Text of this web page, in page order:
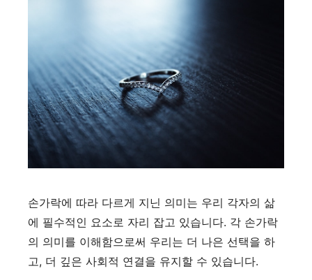
손가락에 따라 다르게 지닌 의미는 우리 각자의 삶
에 필수적인 요소로 자리 잡고 있습니다. 각 손가락
의 의미를 이해함으로써 우리는 더 나은 선택을 하
고, 더 깊은 사회적 연결을 유지할 수 있습니다.